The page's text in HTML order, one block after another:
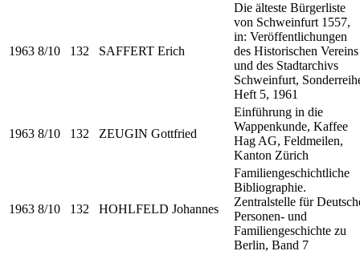
1963 8/10 132 SAFFERT Erich
Die älteste Bürgerliste
von Schweinfurt 1557,
in: Veröffentlichungen
des Historischen Vereins
und des Stadtarchivs
Schweinfurt,
Heft 5, 1961
1963 8/10 132 ZEUGIN Gottfried
Einführung in die
Wappenkunde, Kaffee
Hag AG, Feldmeilen,
Kanton Zürich
1963 8/10 132 HOHLFELD Johannes
Familiengeschichtliche
Bibliographie.
Zentralstelle für
Personen- und
Familiengeschichte zu
Berlin, Band 7